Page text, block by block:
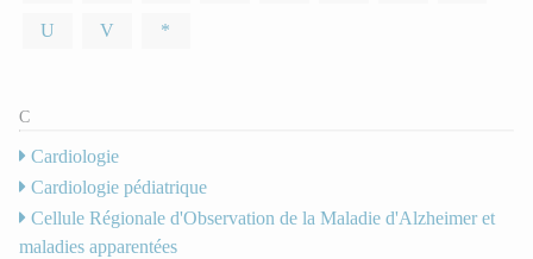
U V *
C
Cardiologie
Cardiologie pédiatrique
Cellule Régionale d'Observation de la Maladie d'Alzheimer et
maladies apparentées